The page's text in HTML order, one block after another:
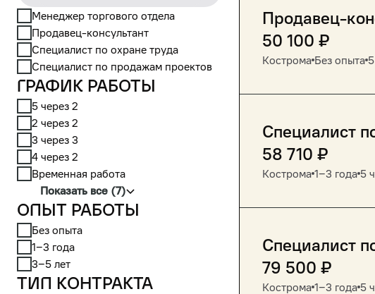
Менеджер торгового отдела
Продавец-консультант
Специалист по охране труда
Специалист по продажам проектов
График работы
5 через 2
2 через 2
3 через 3
4 через 2
Временная работа
Показать все (7)
Опыт работы
Без опыта
1‒3 года
3‒5 лет
Тип контракта
Продавец-
50 100 ₽
Кострома Без опыта
Специалист
58 710 ₽
Кострома 1‒3 года 5
Специалист
79 500 ₽
Кострома 1‒3 года 5